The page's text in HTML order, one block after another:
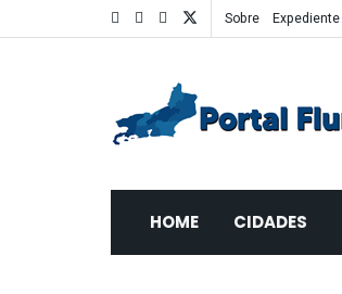
Sobre Expediente
HOME CIDADES